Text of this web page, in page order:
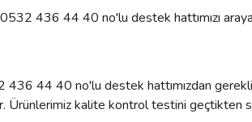
436 44 40 no'lu destek hattımızı
44 40 no'lu destek hattımızdan gerekli
Ürünlerimiz kalite kontrol testini geçtikten